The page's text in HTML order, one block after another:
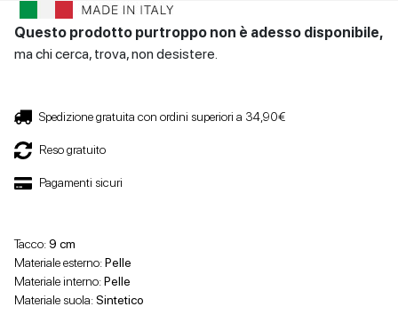
DE FR
Questo prodotto purtroppo non è adesso disponibile,
ma chi cerca, trova, non desistere.
Spedizione gratuita con ordini superiori a 34,90€
Reso gratuito
Pagamenti sicuri
Tacco:9 cm
Materiale esterno:Pelle
Materiale interno:Pelle
Materiale suola:Sintetico